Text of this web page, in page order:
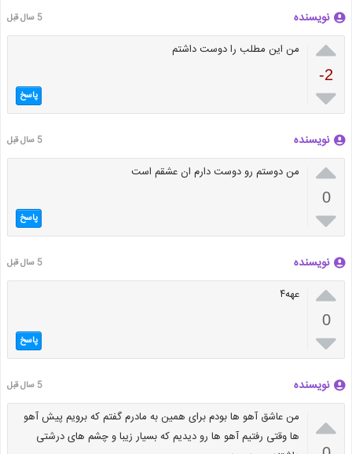
نویسنده 5 سال قبل

-2

من این مطلب را دوست داشتم
پاسخ
نویسنده 5 سال قبل

0

من دوستم رو دوست دارم ان عشقم است
پاسخ
نویسنده 5 سال قبل

0

عهه۴
پاسخ
نویسنده 5 سال قبل

من عاشق آهو ها بودم برای همین به مادرم گفتم که برویم پیش آهو
ها وقتی رفتیم آهو ها رو دیدیم که بسیار زیبا و چشم های درشتی